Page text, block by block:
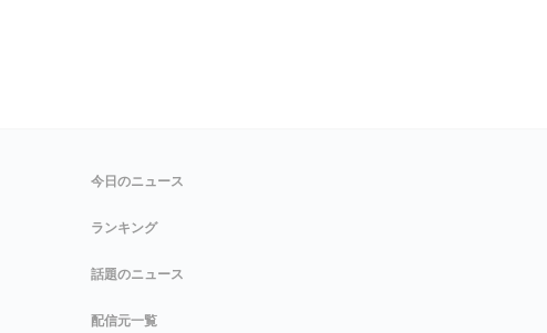
今日のニュース
ランキング
話題のニュース
配信元一覧